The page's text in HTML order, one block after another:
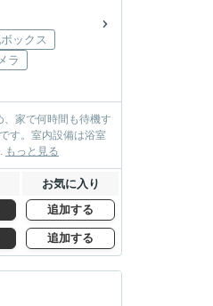
ックス
ラ
家で何時間も待機す
す。室内設備は浴室
もっと見る
お気に入り
追加する
追加する